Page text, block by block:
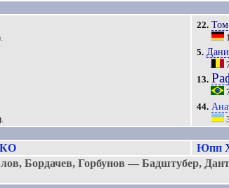
22. Том
5.
13.
44.
Юпп
Бордачев, Горбунов — Бадштубер,